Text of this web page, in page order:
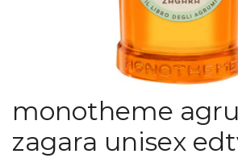
monotheme
zagara unisex